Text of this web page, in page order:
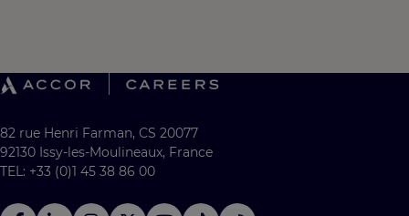
82 rue Henri Farman, CS 20077
92130 Issy-les-Moulineaux, France
TEL: +33 (0)1 45 38 86 00